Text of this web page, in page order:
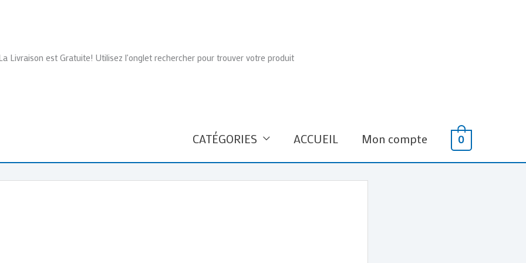
Livraison est Gratuite! Utilisez l'onglet rechercher pour trouver votre produit
CATÉGORIES ACCUEIL Mon compte 0